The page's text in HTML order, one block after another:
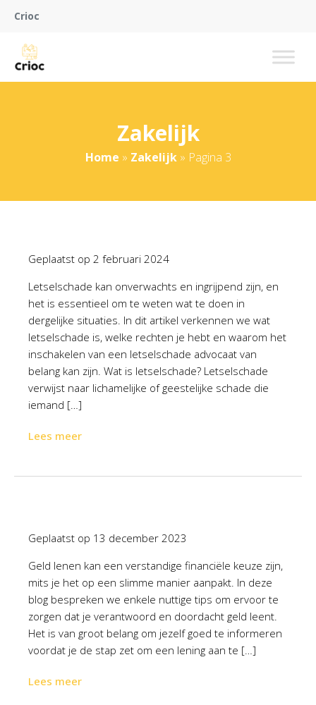
Crioc
Zakelijk
Home » Zakelijk» Pagina 3
Geplaatst op 2 februari 2024
Letselschade kan onverwachts en ingrijpend zijn, en
het is essentieel om te weten wat te doen in
dergelijke situaties. In dit artikel verkennen we wat
letselschade is, welke rechten je hebt en waarom het
inschakelen van een letselschade advocaat van
belang kan zijn. Wat is letselschade? Letselschade
verwijst naar lichamelijke of geestelijke schade die
iemand […]
Lees meer
Geplaatst op 13 december 2023
Geld lenen kan een verstandige financiële keuze zijn,
mits je het op een slimme manier aanpakt. In deze
blog bespreken we enkele nuttige tips om ervoor te
zorgen dat je verantwoord en doordacht geld leent.
Het is van groot belang om jezelf goed te informeren
voordat je de stap zet om een lening aan te […]
Lees meer